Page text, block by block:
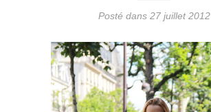
Posté dans 27 juillet 2012